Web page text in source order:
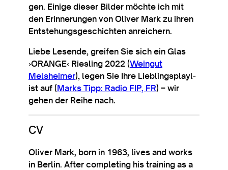
gen. Ein­ige dieser Bilder möchte ich mit
den Erin­ner­ungen von Oliv­er Mark zu ihren
Entstehungs­geschicht­en anreichern.
Liebe Lesende, gre­ifen Sie sich ein Glas
›ORANGE‹ Riesling 2022 (Wein­gut
Melsheimer), legen Sie Ihre Liebling­s­playl­
ist auf (Marks Tipp: Radio FIP, FR) – wir
gehen der Reihe nach.
CV
Oliv­er Mark, born in 1963, lives and works
in Ber­lin. After com­plet­ing his train­ing as a